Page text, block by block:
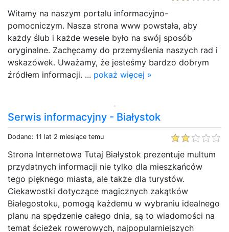
Witamy na naszym portalu informacyjno-
pomocniczym. Nasza strona www powstała, aby
każdy ślub i każde wesele było na swój sposób
oryginalne. Zachęcamy do przemyślenia naszych rad i
wskazówek. Uważamy, że jesteśmy bardzo dobrym
źródłem informacji. ... pokaż więcej »
Serwis informacyjny - Białystok
Dodano: 11 lat 2 miesiące temu
Strona Internetowa Tutaj Białystok prezentuje multum
przydatnych informacji nie tylko dla mieszkańców
tego pięknego miasta, ale także dla turystów.
Ciekawostki dotyczące magicznych zakątków
Białegostoku, pomogą każdemu w wybraniu idealnego
planu na spędzenie całego dnia, są to wiadomości na
temat ścieżek rowerowych, najpopularniejszych